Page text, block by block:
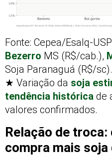
Fonte: Cepea/Esalq-
Bezerro MS (R$/cab.),
Soja Paranaguá (R$/sc).
★ Variação da soja
tendência histórica de
valores confirmados.
Relação de troca:
compra mais soja